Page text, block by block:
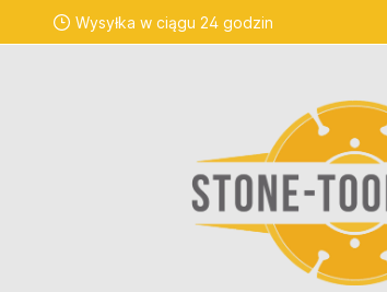
Wysyłka w ciągu 24 godzin